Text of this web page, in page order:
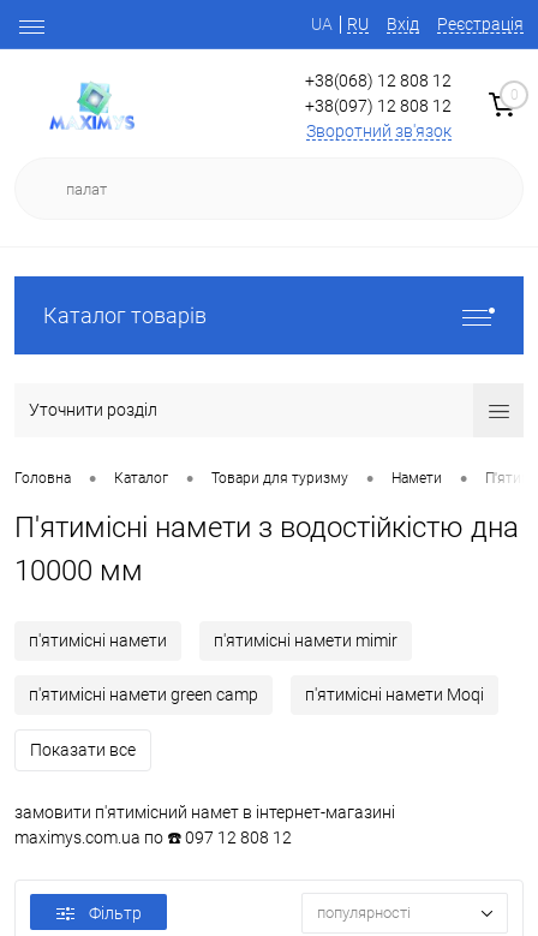
UA RU Вхід Реєстрація
+38(068) 12 808 12
+38(097) 12 808 12
Зворотний зв'язок
0
Каталог товарів
Уточнити розділ
Головна • Каталог • Товари для туризму • Намети •
П'ятимісні намети з водостійкістю дна
10000 мм
п'ятимісні намети п'ятимісні намети mimir
п'ятимісні намети green camp п'ятимісні намети Moqi
Показати все
замовити п'ятимісний намет в інтернет-магазині
maximys.com.ua по ☎️ 097 12 808 12
Фільтр популярності